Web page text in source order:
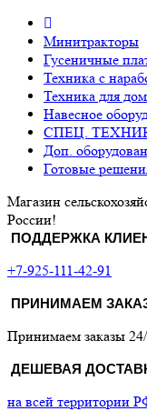
Минитракторы
Гусеничные
Техника с
Техника для
Навесное
СПЕЦ.
Доп.
Готовые
Магазин
России!
ПОДДЕРЖКА
+7-925-111-42-91
ПРИНИМАЕМ
Принимаем заказы
ДЕШЕВАЯ
на всей территории